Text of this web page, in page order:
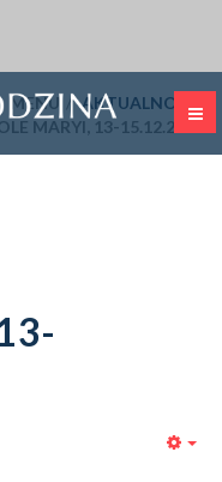
MENU
AKTUALNOŚCI
MARYI, 13-15.12.2019